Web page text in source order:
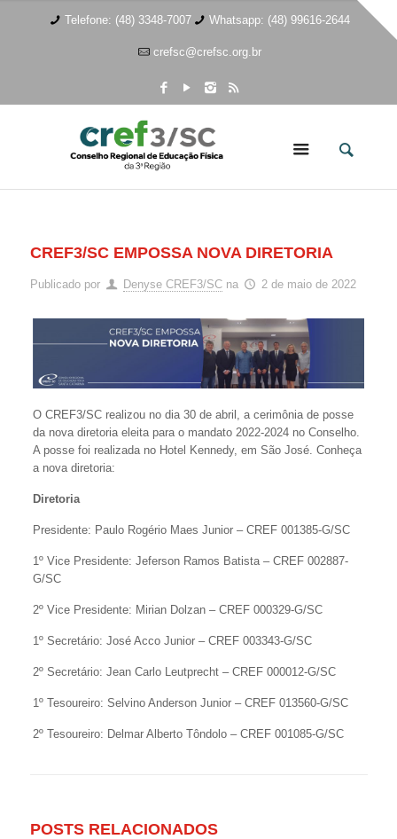
Telefone: (48) 3348-7007 Whatsapp: (48) 99616-2644
crefsc@crefsc.org.br
CREF3/SC EMPOSSA NOVA DIRETORIA
Publicado por Denyse CREF3/SC na 2 de maio de 2022
O CREF3/SC realizou no dia 30 de abril, a cerimônia de posse
da nova diretoria eleita para o mandato 2022-2024 no Conselho.
A posse foi realizada no Hotel Kennedy, em São José. Conheça
a nova diretoria:
Diretoria
Presidente: Paulo Rogério Maes Junior – CREF 001385-G/SC
1º Vice Presidente: Jeferson Ramos Batista – CREF 002887-
G/SC
2º Vice Presidente: Mirian Dolzan – CREF 000329-G/SC
1º Secretário: José Acco Junior – CREF 003343-G/SC
2º Secretário: Jean Carlo Leutprecht – CREF 000012-G/SC
1º Tesoureiro: Selvino Anderson Junior – CREF 013560-G/SC
2º Tesoureiro: Delmar Alberto Tôndolo – CREF 001085-G/SC
POSTS RELACIONADOS